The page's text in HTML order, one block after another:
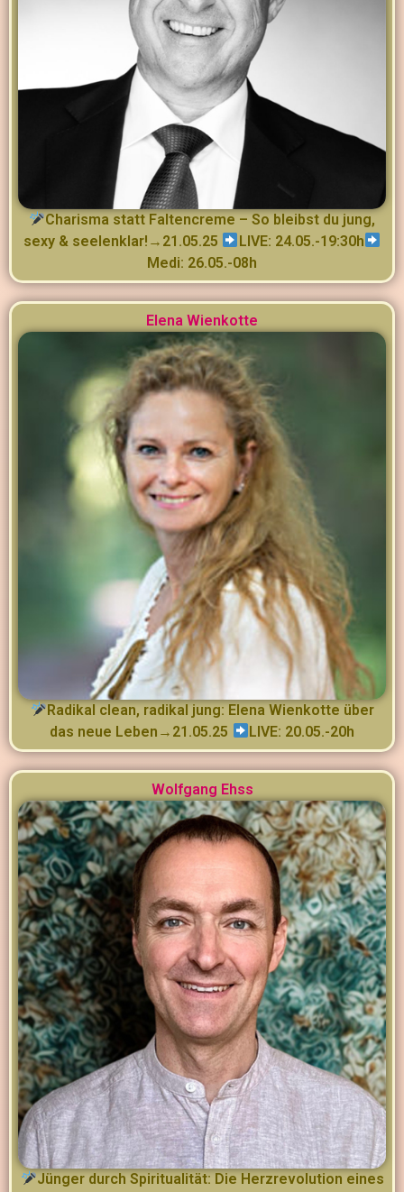
Charisma statt Faltencreme – So bleibst du jung,
sexy & seelenklar!→21.05.25
LIVE: 24.05.-19:30h
Medi: 26.05.-08h
Elena Wienkotte
Radikal clean, radikal jung: Elena Wienkotte über
das neue Leben→21.05.25
LIVE: 20.05.-20h
Wolfgang Ehss
Jünger durch Spiritualität: Die Herzrevolution eines